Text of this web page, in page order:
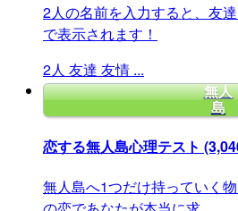
2人の名前を入力すると、友
で表示されます！
2人 友達 友情 ...
無人
島
恋する無人島心理テスト
無人島へ1つだけ持っていく